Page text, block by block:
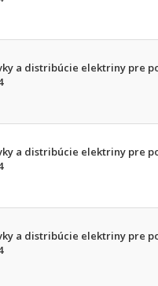
a distribúcie elektriny pre
a distribúcie elektriny pre
a distribúcie elektriny pre